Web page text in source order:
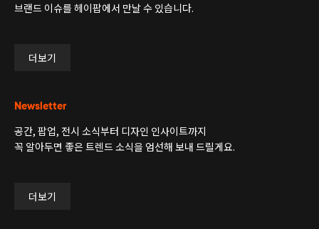
브랜드 이슈를 헤이팝에서 만날 수 있습니다.
더보기
Newsletter
공간, 팝업, 전시 소식부터 디자인 인사이트까지
꼭 알아두면 좋은 트렌드 소식을 엄선해 보내 드릴게요.
더보기